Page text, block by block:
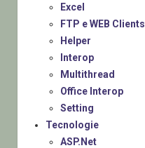
Excel
FTP e WEB Clients
Helper
Interop
Multithread
Office Interop
Setting
Tecnologie
ASP.Net